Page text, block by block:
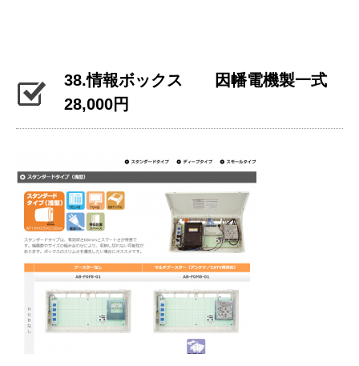
38.情報ボックス 因幡電機製一式
28,000円